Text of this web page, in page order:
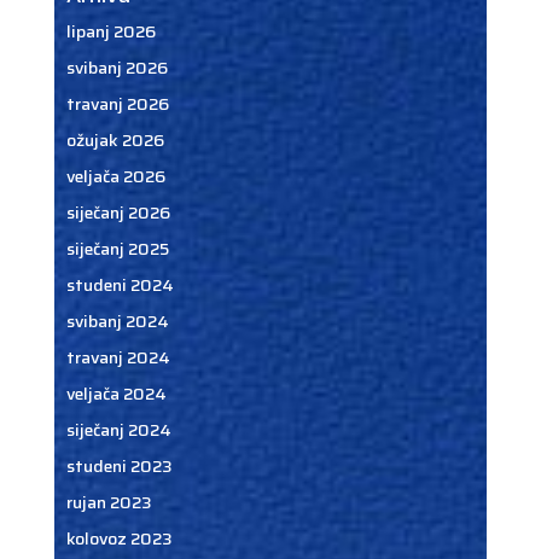
lipanj 2026
svibanj 2026
travanj 2026
ožujak 2026
veljača 2026
siječanj 2026
siječanj 2025
studeni 2024
svibanj 2024
travanj 2024
veljača 2024
siječanj 2024
studeni 2023
rujan 2023
kolovoz 2023